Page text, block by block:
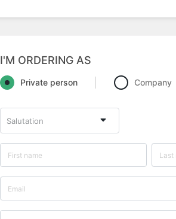
I'M ORDERING AS
Private person Company
Salutation